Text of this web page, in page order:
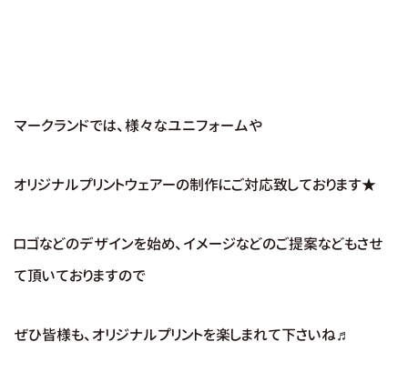
マークランドでは、様々なユニフォームや
オリジナルプリントウェアーの制作にご対応致しております★
ロゴなどのデザインを始め、イメージなどのご提案などもさせ
て頂いておりますので
ぜひ皆様も、オリジナルプリントを楽しまれて下さいね♬